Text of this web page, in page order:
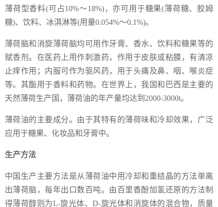
薄荷型香料(可占10%～18%)，亦可用于糖果(薄荷糖、胶姆
糖)、饮料、冰淇淋等(用量0.054%～0.1%)。
薄荷脑和消旋薄荷脑均可用作牙膏、香水、饮料和糖果等的
赋香剂。在医药上用作刺激药，作用于皮肤或粘膜，有清凉
止痒作用；内服可作为驱风药，用于头痛及鼻、咽、喉炎症
等。其酯用于香料和药物。在世界上，我国和巴西是主要的
天然薄荷生产国，薄荷油的年产量均达到2000-3000t。
薄荷油的主要成分。由于其特有的薄荷味和冷却效果，广泛
应用于糖果、化妆品和牙膏中。
生产方法
中国生产主要方法是从薄荷油中用冷却和重结晶的方法单离
出薄荷脑，每年出口数百吨。由百里香酚加氢还原的方法制
得薄荷醇则为L-旋光体、D-旋光体和消旋体的混合物，质量